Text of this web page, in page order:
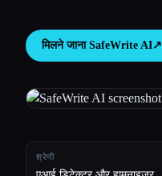
ब्लॉग
मिलने जाना SafeWrite AI↗︎
श्रेणी